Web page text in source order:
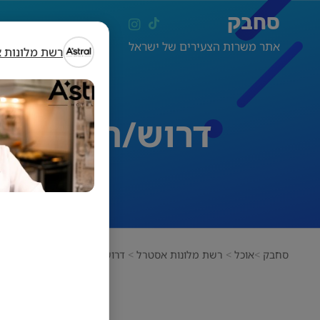
רשת
סחבק
אתר משרות הצעירים של ישראל
דרוש/ה
סחבק אוכל רשת מלונות אסטרל דרוש/ה עובד/ת קונדיטוריה